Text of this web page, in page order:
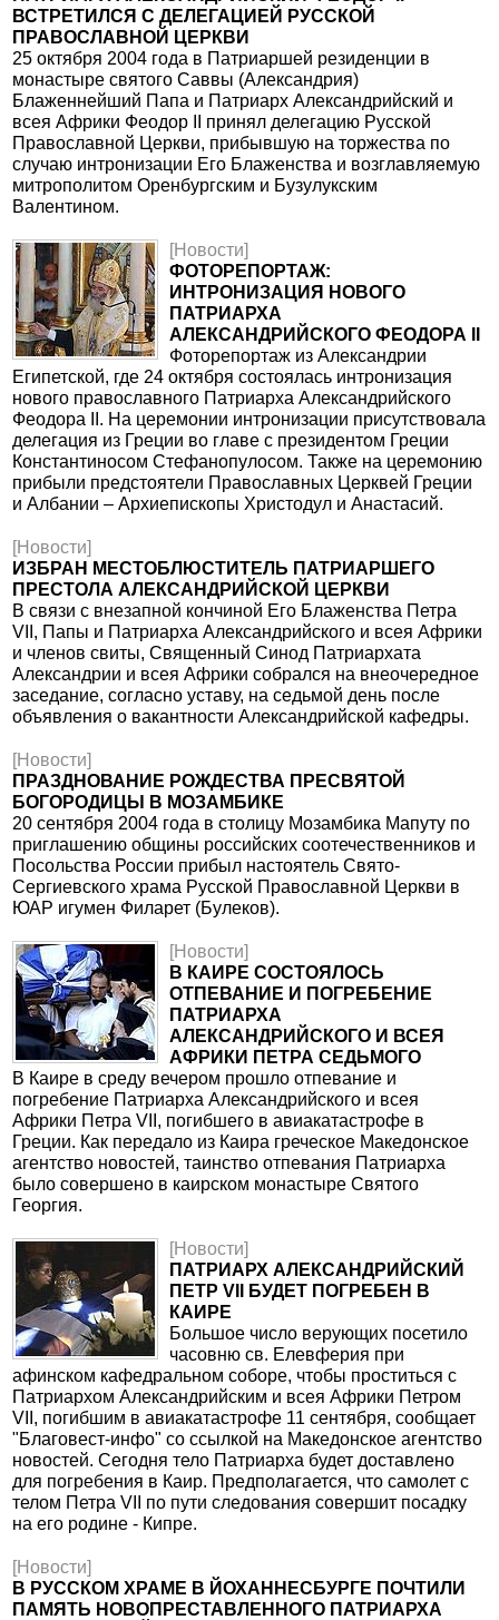
ВСТРЕТИЛСЯ С ДЕЛЕГАЦИЕЙ РУССКОЙ
ПРАВОСЛАВНОЙ ЦЕРКВИ
25 октября 2004 года в Патриаршей резиденции в
монастыре святого Саввы (Александрия)
Блаженнейший Папа и Патриарх Александрийский и
всея Африки Феодор II принял делегацию Русской
Православной Церкви, прибывшую на торжества по
случаю интронизации Его Блаженства и возглавляемую
митрополитом Оренбургским и Бузулукским
Валентином.
[Новости]
ФОТОРЕПОРТАЖ:
ИНТРОНИЗАЦИЯ НОВОГО
ПАТРИАРХА
АЛЕКСАНДРИЙСКОГО ФЕОДОРА II
Фоторепортаж из Александрии
Египетской, где 24 октября состоялась интронизация
нового православного Патриарха Александрийского
Феодора II. На церемонии интронизации присутствовала
делегация из Греции во главе с президентом Греции
Константиносом Стефанопулосом. Также на церемонию
прибыли предстоятели Православных Церквей Греции
и Албании – Архиепископы Христодул и Анастасий.
[Новости]
ИЗБРАН МЕСТОБЛЮСТИТЕЛЬ ПАТРИАРШЕГО
ПРЕСТОЛА АЛЕКСАНДРИЙСКОЙ ЦЕРКВИ
В связи с внезапной кончиной Его Блаженства Петра
VII, Папы и Патриарха Александрийского и всея Африки
и членов свиты, Священный Синод Патриархата
Александрии и всея Африки собрался на внеочередное
заседание, согласно уставу, на седьмой день после
объявления о вакантности Александрийской кафедры.
[Новости]
ПРАЗДНОВАНИЕ РОЖДЕСТВА ПРЕСВЯТОЙ
БОГОРОДИЦЫ В МОЗАМБИКЕ
20 сентября 2004 года в столицу Мозамбика Мапуту по
приглашению общины российских соотечественников и
Посольства России прибыл настоятель Свято-
Сергиевского храма Русской Православной Церкви в
ЮАР игумен Филарет (Булеков).
[Новости]
В КАИРЕ СОСТОЯЛОСЬ
ОТПЕВАНИЕ И ПОГРЕБЕНИЕ
ПАТРИАРХА
АЛЕКСАНДРИЙСКОГО И ВСЕЯ
АФРИКИ ПЕТРА СЕДЬМОГО
В Каире в среду вечером прошло отпевание и
погребение Патриарха Александрийского и всея
Африки Петра VII, погибшего в авиакатастрофе в
Греции. Как передало из Каира греческое Македонское
агентство новостей, таинство отпевания Патриарха
было совершено в каирском монастыре Святого
Георгия.
[Новости]
ПАТРИАРХ АЛЕКСАНДРИЙСКИЙ
ПЕТР VII БУДЕТ ПОГРЕБЕН В
КАИРЕ
Большое число верующих посетило
часовню св. Елевферия при
афинском кафедральном соборе, чтобы проститься с
Патриархом Александрийским и всея Африки Петром
VII, погибшим в авиакатастрофе 11 сентября, сообщает
"Благовест-инфо" со ссылкой на Македонское агентство
новостей. Сегодня тело Патриарха будет доставлено
для погребения в Каир. Предполагается, что самолет с
телом Петра VII по пути следования совершит посадку
на его родине - Кипре.
[Новости]
В РУССКОМ ХРАМЕ В ЙОХАННЕСБУРГЕ ПОЧТИЛИ
ПАМЯТЬ НОВОПРЕСТАВЛЕННОГО ПАТРИАРХА